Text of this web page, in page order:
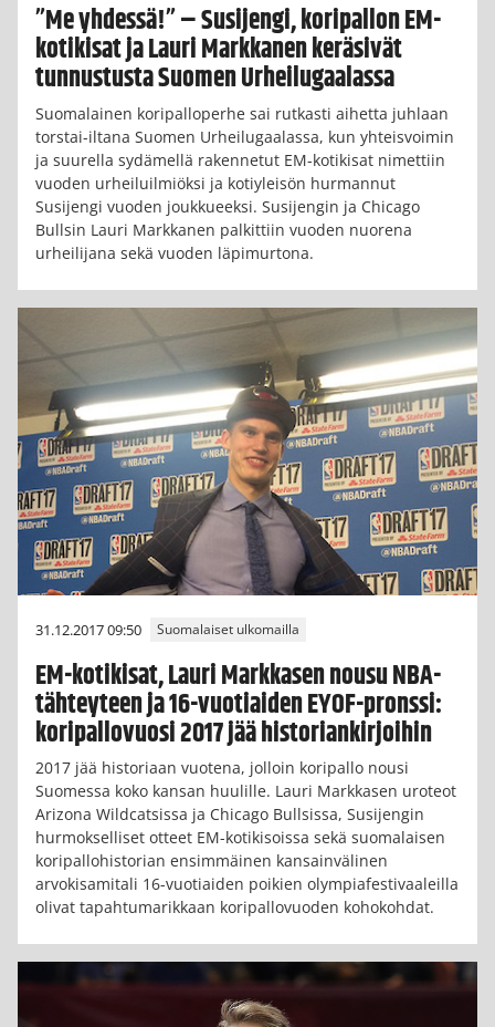
”Me yhdessä!” – Susijengi, koripallon EM-
kotikisat ja Lauri Markkanen keräsivät
tunnustusta Suomen Urheilugaalassa
Suomalainen koripalloperhe sai rutkasti aihetta juhlaan
torstai-iltana Suomen Urheilugaalassa, kun yhteisvoimin
ja suurella sydämellä rakennetut EM-kotikisat nimettiin
vuoden urheiluilmiöksi ja kotiyleisön hurmannut
Susijengi vuoden joukkueeksi. Susijengin ja Chicago
Bullsin Lauri Markkanen palkittiin vuoden nuorena
urheilijana sekä vuoden läpimurtona.
31.12.2017 09:50 Suomalaiset ulkomailla
EM-kotikisat, Lauri Markkasen nousu NBA-
tähteyteen ja 16-vuotiaiden EYOF-pronssi:
koripallovuosi 2017 jää historiankirjoihin
2017 jää historiaan vuotena, jolloin koripallo nousi
Suomessa koko kansan huulille. Lauri Markkasen uroteot
Arizona Wildcatsissa ja Chicago Bullsissa, Susijengin
hurmokselliset otteet EM-kotikisoissa sekä suomalaisen
koripallohistorian ensimmäinen kansainvälinen
arvokisamitali 16-vuotiaiden poikien olympiafestivaaleilla
olivat tapahtumarikkaan koripallovuoden kohokohdat.